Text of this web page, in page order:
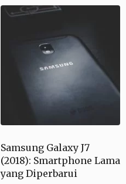
Samsung Galaxy J7
(2018): Smartphone Lama
yang Diperbarui